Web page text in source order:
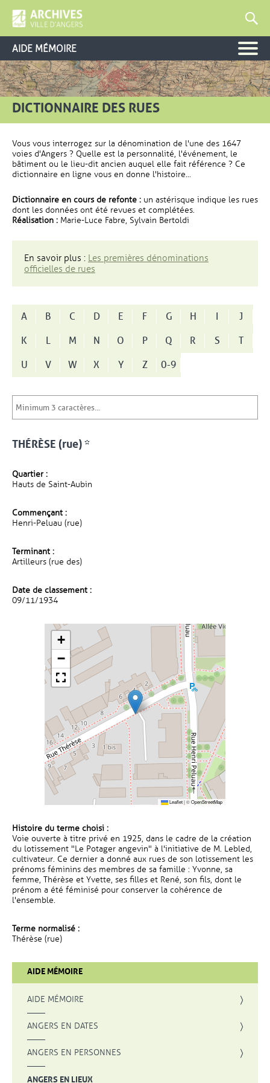
AIDE MÉMOIRE
DICTIONNAIRE DES RUES
Vous vous interrogez sur la dénomination de l'une des 1647
voies d'Angers ? Quelle est la personnalité, l'événement, le
bâtiment ou le lieu-dit ancien auquel elle fait référence ? Ce
dictionnaire en ligne vous en donne l'histoire...
Dictionnaire en cours de refonte : un astérisque indique les rues
dont les données ont été revues et complétées.
Réalisation : Marie-Luce Fabre, Sylvain Bertoldi
En savoir plus : Les premières dénominations
officielles de rues
A B C D E F G H I
J
K
L M N O P Q R S
T
U
V W X Y Z 0-9
THÉRÈSE (rue) *
Quartier :
Hauts de Saint-Aubin
Commençant :
Henri-Peluau (rue)
Terminant :
Artilleurs (rue des)
Date de classement :
09/11/1934
+
−
Leaflet|©OpenStreetMap
Histoire du terme choisi :
Voie ouverte à titre privé en 1925, dans le cadre de la création
du lotissement "Le Potager angevin" à l'initiative de M. Lebled,
cultivateur. Ce dernier a donné aux rues de son lotissement les
prénoms féminins des membres de sa famille : Yvonne, sa
femme, Thérèse et Yvette, ses filles et René, son fils, dont le
prénom a été féminisé pour conserver la cohérence de
l'ensemble.
Terme normalisé :
Thérèse (rue)
AIDE MÉMOIRE
AIDE MÉMOIRE
ANGERS EN DATES
ANGERS EN PERSONNES
ANGERS EN LIEUX